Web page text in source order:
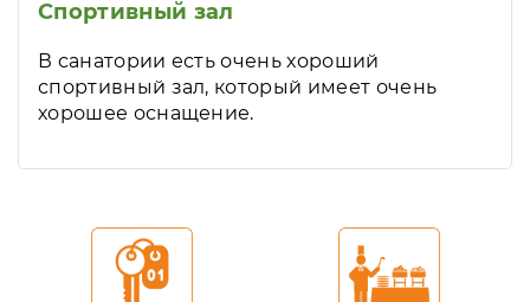
Спортивный зал
В санатории есть очень хороший
спортивный зал, который имеет очень
хорошее оснащение.